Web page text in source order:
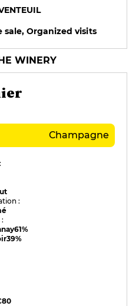
sale, Organized visits
WINERY
Champagne
:
61%
39%